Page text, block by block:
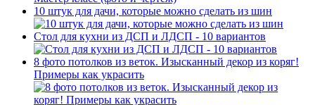
10 штук для дачи, которые можно сделать из шин
Стол для кухни из ДСП и ЛДСП - 10 вариантов
8 фото потолков из веток. Изысканный декор из коряг!
Примеры как украсить